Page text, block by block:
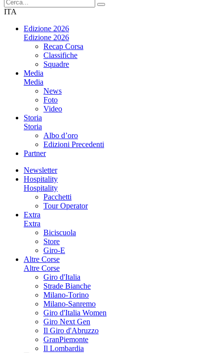
ITA
Edizione 2026
Edizione 2026
Recap Corsa
Classifiche
Squadre
Media
Media
News
Foto
Video
Storia
Storia
Albo d’oro
Edizioni Precedenti
Partner
Newsletter
Hospitality
Hospitality
Pacchetti
Tour Operator
Extra
Extra
Biciscuola
Store
Giro-E
Altre Corse
Altre Corse
Giro d'Italia
Strade Bianche
Milano-Torino
Milano-Sanremo
Giro d'Italia Women
Giro Next Gen
Il Giro d'Abruzzo
GranPiemonte
Il Lombardia